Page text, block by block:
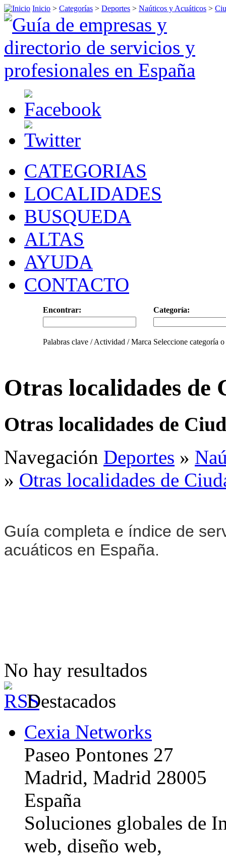
Inicio > Categorías > Deportes > Naúticos y Acuáticos >
CATEGORIAS
LOCALIDADES
BUSQUEDA
ALTAS
AYUDA
CONTACTO
Encontrar: Categoría:
Palabras clave / Actividad / Marca Seleccione categoría
Otras localidades de
Otras localidades de
Navegación Deportes »
» Otras localidades de
Guía completa e índice de
acuáticos en España.
No hay resultados
Destacados
Cexia Networks
Paseo Pontones 27
Madrid, Madrid 28005
España
Soluciones globales de
web, diseño web,